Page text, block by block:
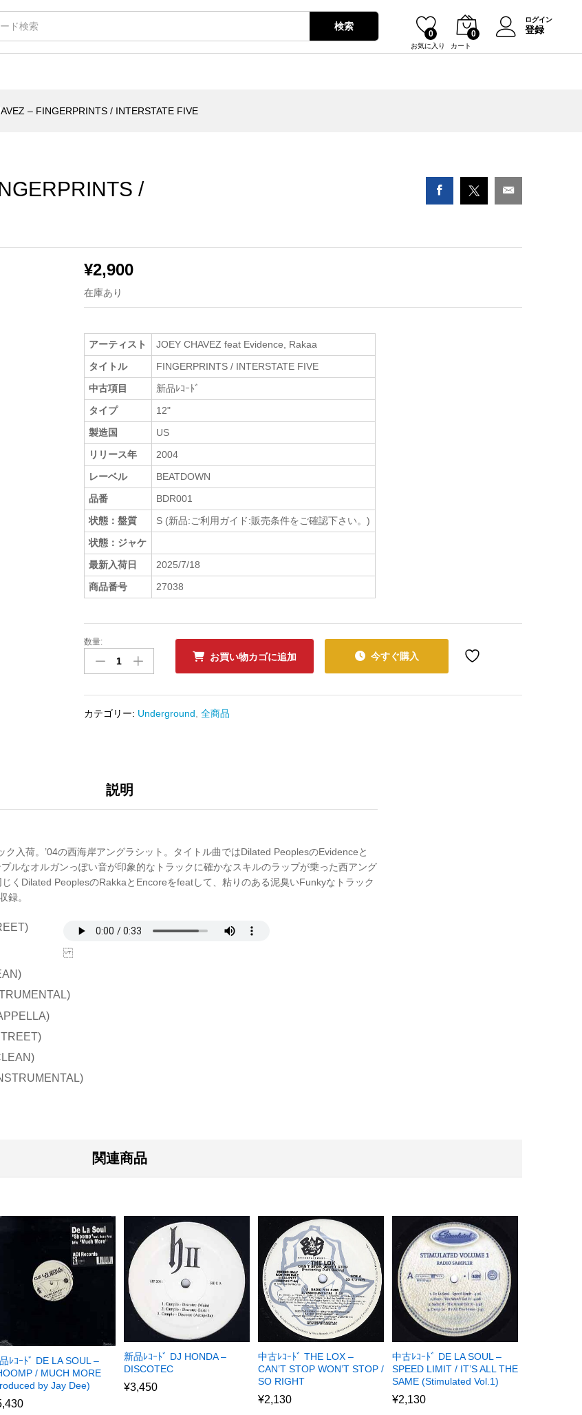
検索
お気に入り
0
カート
0
ログイン
登録
– FINGERPRINTS / INTERSTATE FIVE
/
¥2,900
在庫あり
アーティスト
JOEY CHAVEZ feat Evidence, Rakaa
タイトル
FINGERPRINTS / INTERSTATE FIVE
中古項目
新品ﾚｺｰﾄﾞ
タイプ
12"
製造国
US
リリース年
2004
レーベル
BEATDOWN
品番
BDR001
状態：盤質
S (新品:ご利用ガイド:販売条件をご確認下さい。)
状態：ジャケ
最新入荷日
2025/7/18
商品番号
27038
新
ﾚ
ﾄﾞ
FINGERPRINTS
INTERSTATE
量
数量:
お買い物カゴに追加 今すぐ購入
カテゴリー: Underground ,全商品
説明
ク入荷。’04の西海岸アングラシット。タイトル曲ではDilated PeoplesのEvidenceと
ルなオルガンっぽい音が印象的なトラックに確かなスキルのラップが乗った西アング
くDilated PeoplesのRakkaとEncoreをfeatして、粘りのある泥臭いFunkyなトラック
録。
関連商品
ﾚｺｰﾄﾞ DE LA SOUL –
/ MUCH MORE
by Jay Dee)
新品ﾚｺｰﾄﾞ DJ HONDA –
DISCOTEC
¥3,450
中古ﾚｺｰﾄﾞ THE LOX –
CAN’T STOP WON’T STOP /
SO RIGHT
¥2,130
中古ﾚｺｰﾄﾞ DE LA SOUL –
SPEED LIMIT / IT’S ALL THE
SAME (Stimulated Vol.1)
¥2,130
/ INTERSTATE FIVE
¥2,900 カートに入れる